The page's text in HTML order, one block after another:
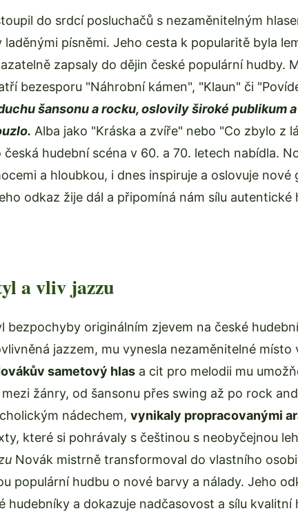
do srdcí posluchačů s nezaměnitelným
laděnými písněmi. Jeho cesta k popularitě byla
zapsaly do dějin české populární hudby.
bezesporu "Náhrobní kámen", "Klaun" či
šansonu a rocku, oslovily široké publikum
Alba jako "Kráska a zvíře" nebo "Co zbylo z
česká hudební scéna v 60. a 70. letech nabídla.
a hloubkou, i dnes inspiruje a oslovuje nové
odkaz žije dál a připomíná nám sílu autentické
a vliv jazzu
bezpochyby originálním zjevem na české
jazzem, mu vynesla nezaměnitelné místo
sametový hlas a cit pro melodii mu
žánry, od šansonu přes swing až po rock
nádechem, vynikaly propracovanými
které si pohrávaly s češtinou s neobyčejnou
Novák mistrně transformoval do vlastního
populární hudbu o nové barvy a nálady. Jeho
hudebníky a dokazuje nadčasovost a sílu kvalitní